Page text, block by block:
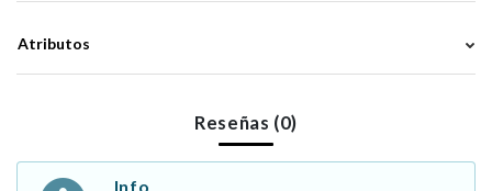
Atributos
Reseñas (0)
Info